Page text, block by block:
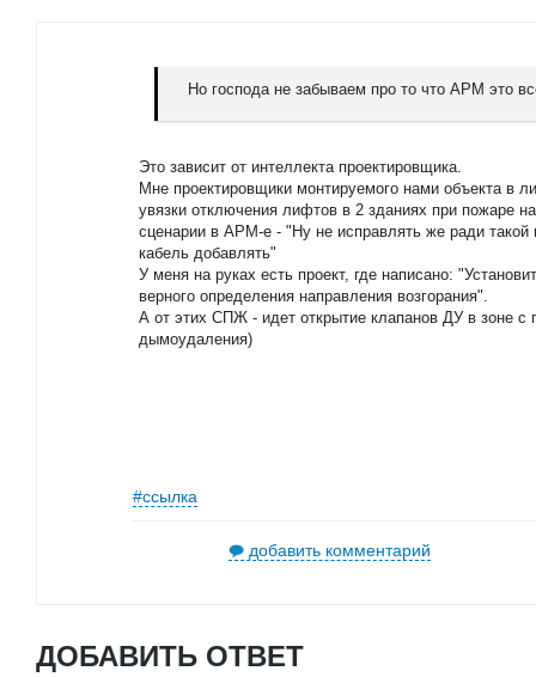
Но господа не забываем про то что АРМ это
Это зависит от интеллекта проектировщика.
Мне проектировщики монтируемого нами объекта в
увязки отключения лифтов в 2 зданиях при пожаре
сценарии в АРМ-е - "Ну не исправлять же ради
кабель добавлять"
У меня на руках есть проект, где написано:
верного определения направления возгорания".
А от этих СПЖ - идет открытие клапанов ДУ в зоне с
дымоудаления)
#ссылка
добавить комментарий
ДОБАВИТЬ ОТВЕТ